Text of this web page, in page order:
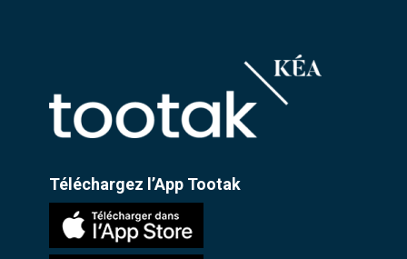
Téléchargez l’App Tootak